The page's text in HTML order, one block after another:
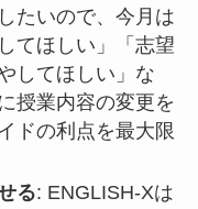
たいので、今月は
てほしい」「志望
してほしい」な
授業内容の変更を
ドの利点を最大限
る: ENGLISH-Xは